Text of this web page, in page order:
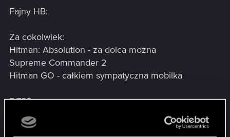
Fajny HB:
Za cokolwiek:
Hitman: Absolution - za dolca można
Supreme Commander 2
Hitman GO - całkiem sympatyczna mobilka
5,78$
Thief - meh
Murdered: Soul Suspect - słabe